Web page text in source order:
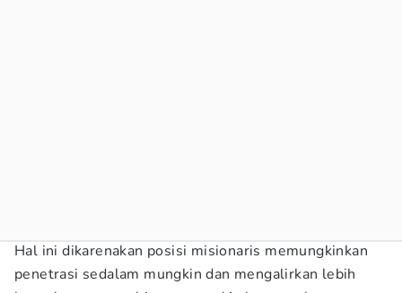
Hal ini dikarenakan posisi misionaris memungkinkan
penetrasi sedalam mungkin dan mengalirkan lebih